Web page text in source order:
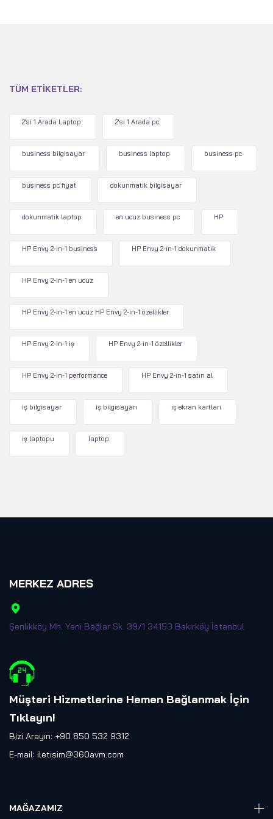
TÜM ETIKETLER:
2'si 1 Arada Laptop 2'si 1 Arada pc
business bilgisayar business laptop business pc
business pc fiyat dokunmatik bilgisayar
dokunmatik laptop en ucuz business pc HP
HP Envy 2-in-1 business HP Envy 2-in-1 dokunmatik
HP Envy 2-in-1 en ucuz
HP Envy 2-in-1 en ucuz HP Envy 2-in-1 özellikler
HP Envy 2-in-1 iş HP Envy 2-in-1 özellikler
HP Envy 2-in-1 performance HP Envy 2-in-1 satın al
iş bilgisayar iş bilgisayarı iş ekran kartları
iş laptopu laptop
MERKEZ ADRES
Şenlikköy Mh. Yeni Bağlar Sk. 39/1 34153 Bakırköy İstanbul
Müşteri Hizmetlerine Hemen Bağlanmak İçin
Tıklayın!
Bizi Arayın: +90 850 532 9312
E-mail: iletisim@360avm.com
MAĞAZAMIZ